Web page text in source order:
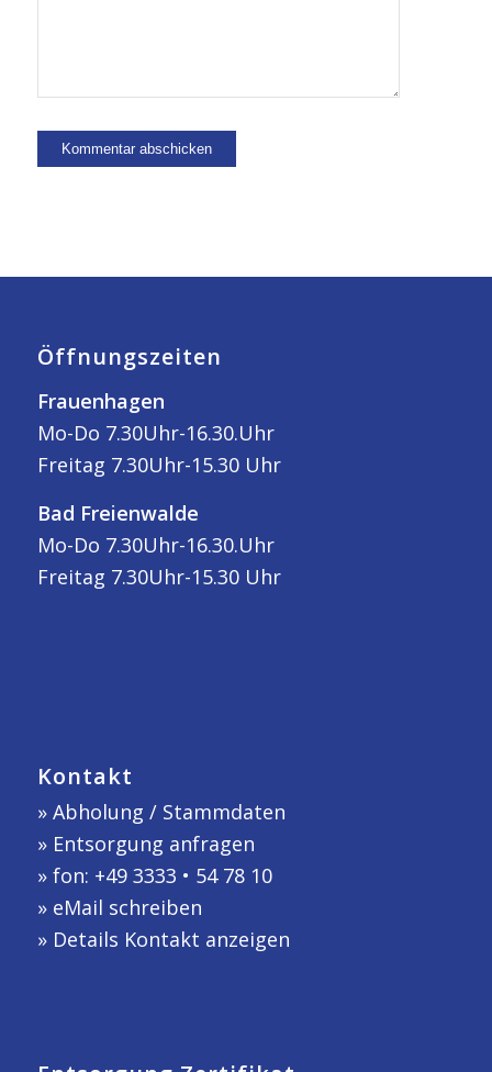
Öffnungszeiten
Frauenhagen
Mo-Do 7.30Uhr-16.30.Uhr
Freitag 7.30Uhr-15.30 Uhr
Bad Freienwalde
Mo-Do 7.30Uhr-16.30.Uhr
Freitag 7.30Uhr-15.30 Uhr
Kontakt
» Abholung / Stammdaten
» Entsorgung anfragen
» fon: +49 3333 • 54 78 10
» eMail schreiben
» Details Kontakt anzeigen